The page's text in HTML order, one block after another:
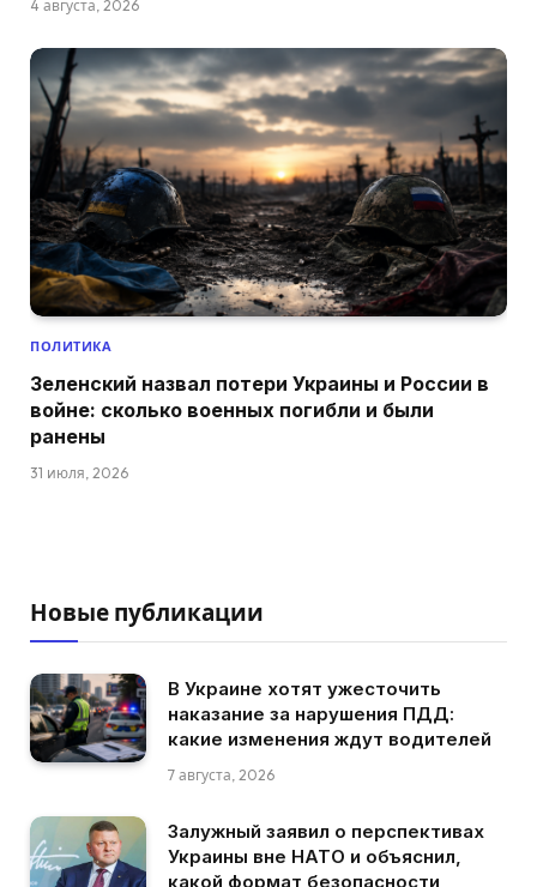
4 августа, 2026
ПОЛИТИКА
Зеленский назвал потери Украины и России в
войне: сколько военных погибли и были
ранены
31 июля, 2026
Новые публикации
В Украине хотят ужесточить
наказание за нарушения ПДД:
какие изменения ждут водителей
7 августа, 2026
Залужный заявил о перспективах
Украины вне НАТО и объяснил,
какой формат безопасности